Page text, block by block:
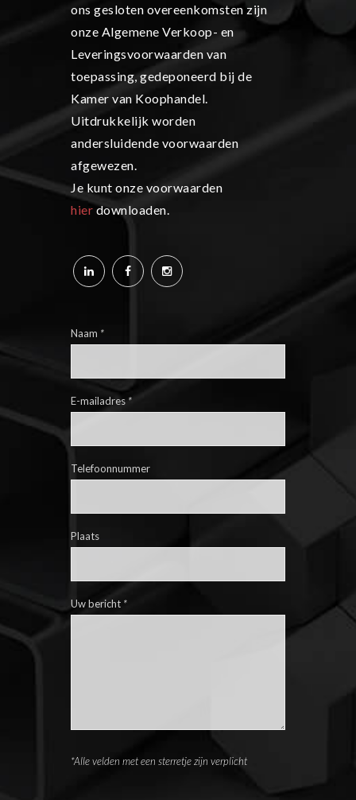
ons gesloten overeenkomsten zijn
onze Algemene Verkoop- en
Leveringsvoorwaarden van
toepassing, gedeponeerd bij de
Kamer van Koophandel.
Uitdrukkelijk worden
andersluidende voorwaarden
afgewezen.
Je kunt onze voorwaarden
hier downloaden.
Naam *
E-mailadres *
Telefoonnummer
Plaats
Uw bericht *
*Alle velden met een sterretje zijn verplicht